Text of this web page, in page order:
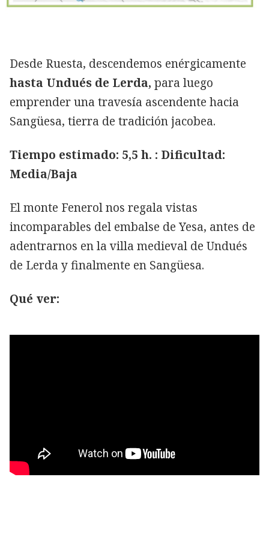
Desde Ruesta, descendemos enérgicamente
hasta Undués de Lerda, para luego
emprender una travesía ascendente hacia
Sangüesa, tierra de tradición jacobea.
Tiempo estimado: 5,5 h. : Dificultad:
Media/Baja
El monte Fenerol nos regala vistas
incomparables del embalse de Yesa, antes de
adentrarnos en la villa medieval de Undués
de Lerda y finalmente en Sangüesa.
Qué ver: